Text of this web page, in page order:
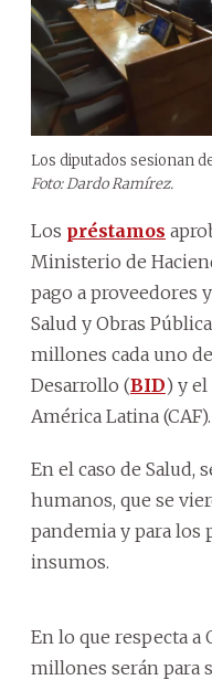
Los diputados sesionan
Foto: Dardo Ramírez.
Los préstamos
Ministerio de
pago a proveedores
Salud y Obras
millones cada uno
Desarrollo (BID) y el
América Latina (CAF).
En el caso de Salud,
humanos, que se
pandemia y para los
insumos.
En lo que respecta a
millones serán para